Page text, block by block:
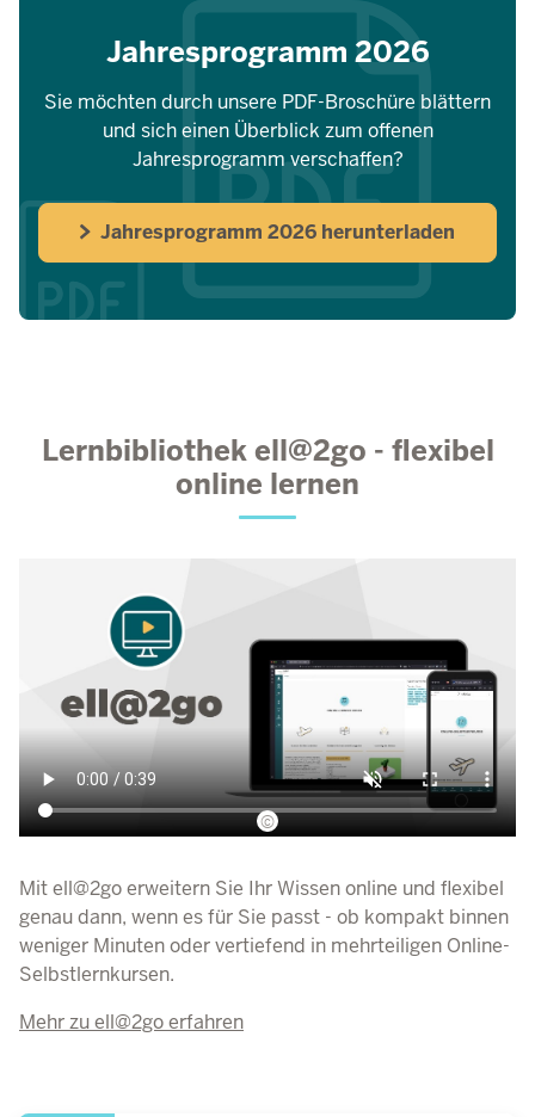
Jahresprogramm 2026
Sie möchten durch unsere PDF-Broschüre blättern
und sich einen Überblick zum offenen
Jahresprogramm verschaffen?
Jahresprogramm 2026 herunterladen
Lernbibliothek ell@2go - flexibel
online lernen
©
Mit ell@2go erweitern Sie Ihr Wissen online und flexibel
genau dann, wenn es für Sie passt - ob kompakt binnen
weniger Minuten oder vertiefend in mehrteiligen Online-
Selbstlernkursen.
Mehr zu ell@2go erfahren